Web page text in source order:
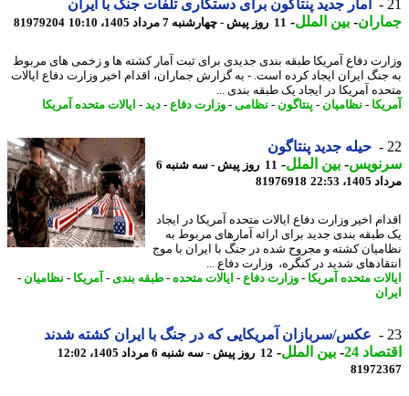
آمار جدید پنتاگون برای دستکاری تلفات جنگ با ایران
- بین الملل-11 روز پیش - چهارشنبه 7 مرداد 1405، 10:10 81979204
دفاع آمریکا طبقه بندی جدیدی برای ثبت آمار کشته ها و زخمی های مربوط
ایران ایجاد کرده است. - به گزارش جماران، اقدام اخیر وزارت دفاع ایالات
آمریکا در ایجاد یک طبقه بندی ...
- نظامیان-پنتاگون-نظامی-وزارت دفاع -دید -ایالات متحده آمریکا
حیله جدید پنتاگون
-بین الملل-
11 روز پیش - سه شنبه 6
22:53
81976918
اخیر وزارت دفاع ایالات متحده آمریکا در ایجاد
بندی جدید برای ارائه آمارهای مربوط به
کشته و مجروح شده در جنگ با ایران با موج
شدید در کنگره، وزارت دفاع ...
متحده آمریکا- وزارت دفاع -ایالات متحده-طبقه بندی -آمریکا- نظامیان-
عکس/سربازان آمریکایی که در جنگ با ایران کشته شدند
24
-بین الملل-12 روز پیش - سه شنبه 6 مرداد 1405، 12:02